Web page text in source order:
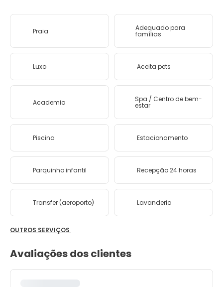
Praia Adequado para
famílias
Luxo Aceita pets
Academia Spa / Centro de bem-
estar
Piscina Estacionamento
Parquinho infantil Recepção 24 horas
Transfer (aeroporto) Lavanderia
OUTROS SERVIÇOS
Avaliações dos clientes